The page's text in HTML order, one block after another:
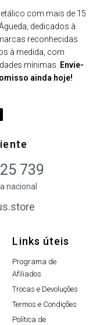
com mais de 15
dedicados à
reconhecidas
à medida, com
mínimas. Envie-
ainda hoje!
739
nacional
Links úteis
Programa de
Afiliados
Trocas e Devoluções
Termos e Condições
Política de